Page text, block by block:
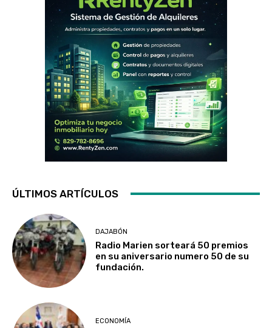
ÚLTIMOS ARTÍCULOS
DAJABÓN
Radio Marien sorteará 50 premios
en su aniversario numero 50 de su
fundación.
ECONOMÍA